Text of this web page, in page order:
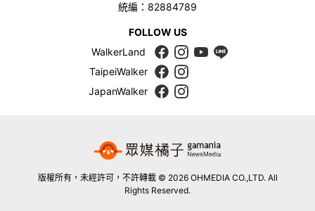
統編：82884789
FOLLOW US
WalkerLand
TaipeiWalker
JapanWalker
版權所有，未經許可，不許轉載 © 2026 OHMEDIA CO.,LTD. All
Rights Reserved.